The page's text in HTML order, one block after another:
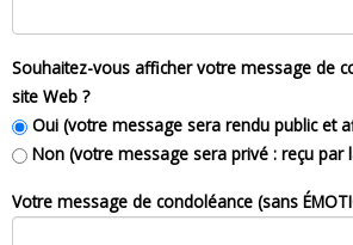
Souhaitez-vous afficher votre message de
site Web ?
Oui (votre message sera rendu public et
Non (votre message sera privé : reçu par
Votre message de condoléance (sans